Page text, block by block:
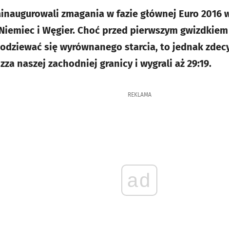
zmagania w fazie głównej Euro 2016
i Węgier. Choć przed pierwszym
się wyrównanego starcia, to jednak
naszej zachodniej granicy i wygrali aż 29:19.
REKLAMA
ad